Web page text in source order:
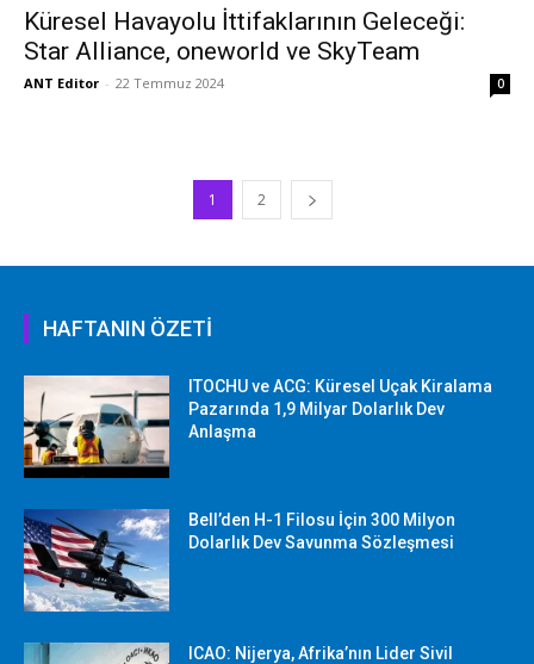
Küresel Havayolu İttifaklarının Geleceği:
Star Alliance, oneworld ve SkyTeam
ANT Editor - 22 Temmuz 2024 0
1 2
HAFTANIN ÖZETİ
ITOCHU ve ACG: Küresel Uçak Kiralama
Pazarında 1,9 Milyar Dolarlık Dev
Anlaşma
Bell’den H-1 Filosu İçin 300 Milyon
Dolarlık Dev Savunma Sözleşmesi
ICAO: Nijerya, Afrika’nın Lider Sivil